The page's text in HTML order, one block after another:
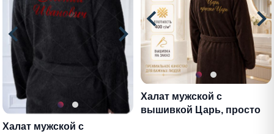
Халат мужской с
Халат мужской с
вышивкой Царь, просто